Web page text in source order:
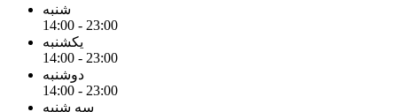
شنبه
14:00 - 23:00
یکشنبه
14:00 - 23:00
دوشنبه
14:00 - 23:00
سه شنبه